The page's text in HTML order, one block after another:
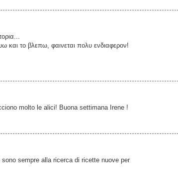
και το βλεπω, φαινεται πολυ ενδιαφερον!
molto le alici! Buona settimana Irene !
sempre alla ricerca di ricette nuove per